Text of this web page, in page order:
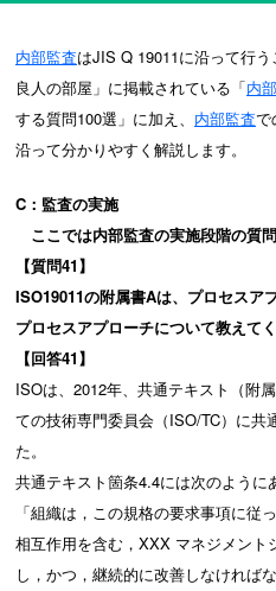
内部監査はJIS Q 19011に沿って行
良人の部屋」に掲載されている「内
する質問100選」に加え、 内部監査で
沿って分かりやすく解説します。
C ：監査の実施
ここでは内部監査の実施段階の質問
【質問41】
ISO19011の附属書Aは、プロセスア
プロセスアプローチについて教えてく
【回答41】
ISOは、2012年、共通テキスト（附
ての技術専門委員会（ISO/TC）に共
た。
共通テキスト箇条4.4には次のように
「組織は，この規格の要求事項に従
相互作用を含む，XXX マネジメン
し，かつ，継続的に改善しなければ